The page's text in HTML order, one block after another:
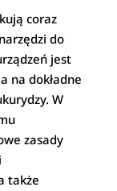
coraz
do
jest
na dokładne
W
zasady
także